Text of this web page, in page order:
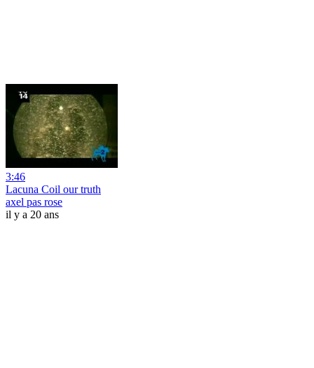
3:46
Lacuna Coil our truth
axel pas rose
il y a 20 ans